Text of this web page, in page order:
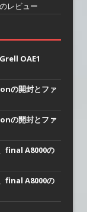
レビュー
OAE1
の開封とファ
の開封とファ
final A8000の
final A8000の